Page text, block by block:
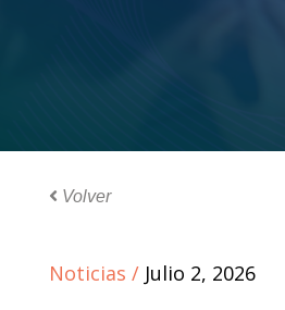
Volver
Noticias / Julio 2, 2026